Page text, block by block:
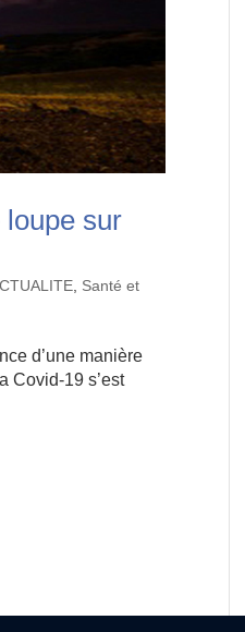
sur
Santé et
d’une manière
Covid-19 s’est